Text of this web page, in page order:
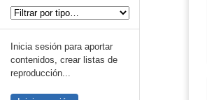
Inicia sesión para aportar
contenidos, crear listas de
reproducción...